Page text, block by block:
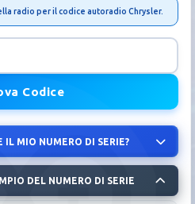
radio per il codice autoradio Chrysler.
Codice
IL MIO NUMERO DI SERIE?
DEL NUMERO DI SERIE